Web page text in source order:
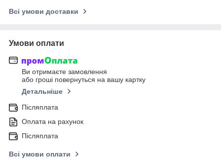
Всі умови доставки
Умови оплати
Ви отримаєте замовлення
або гроші повернуться на вашу картку
Детальніше
Післяплата
Оплата на рахунок
Післяплата
Всі умови оплати